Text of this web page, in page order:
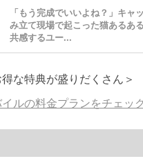
「もう完成でいいよね？」キャ
み立て現場で起こった猫あるあ
共感するユー...
得な特典が盛りだくさん＞
ルの料金プランをチェッ